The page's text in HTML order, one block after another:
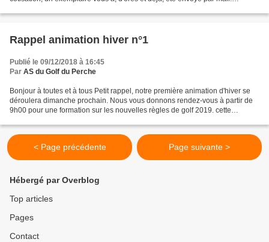
Rappel animation hiver n°1
Publié le 09/12/2018 à 16:45
Par AS du Golf du Perche
Bonjour à toutes et à tous Petit rappel, notre première animation d'hiver se
déroulera dimanche prochain. Nous vous donnons rendez-vous à partir de
9h00 pour une formation sur les nouvelles règles de golf 2019. cette
< Page précédente Page suivante >
Hébergé par Overblog
Top articles
Pages
Contact